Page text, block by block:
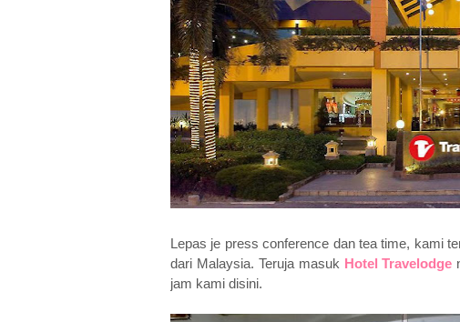
Lepas je press conference dan tea time, kami
dari Malaysia. Teruja masuk Hotel Travelodge
jam kami disini.